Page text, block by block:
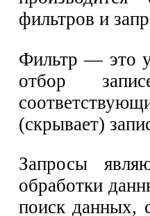
фильтров и
Фильтр — это
отбор
(скрывает)
Запросы
обработки
поиск данных,